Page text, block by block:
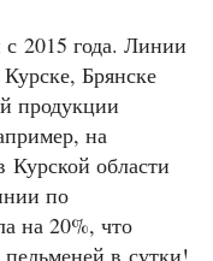
2015 года. Линии
Брянске
продукции
на
Курской области
по
на 20%, что